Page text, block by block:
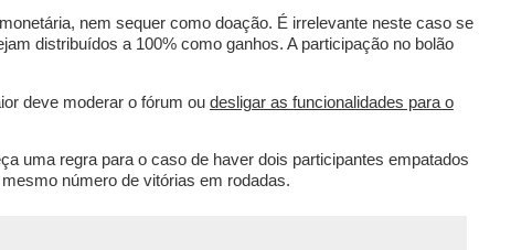
nem sequer como doação. É irrelevante neste caso se
distribuídos a 100% como ganhos. A participação no bolão
deve moderar o fórum ou desligar as funcionalidades para o
uma regra para o caso de haver dois participantes empatados
número de vitórias em rodadas.